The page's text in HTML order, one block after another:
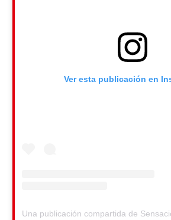
Ver esta publicación en